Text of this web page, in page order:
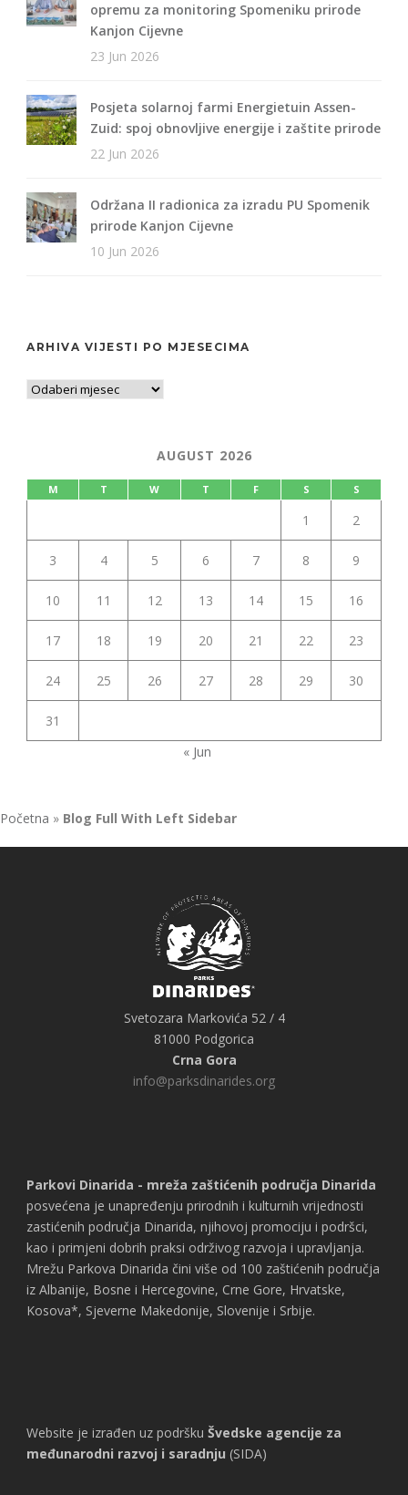
opremu za monitoring Spomeniku prirode
Kanjon Cijevne
23 Jun 2026
Posjeta solarnoj farmi Energietuin Assen-
Zuid: spoj obnovljive energije i zaštite prirode
22 Jun 2026
Održana II radionica za izradu PU Spomenik
prirode Kanjon Cijevne
10 Jun 2026
ARHIVA VIJESTI PO MJESECIMA
AUGUST 2026
M T W T F S S
1 2
3 4 5 6 7 8 9
10 11 12 13 14 15 16
17 18 19 20 21 22 23
24 25 26 27 28 29 30
31
« Jun
Početna » Blog Full With Left Sidebar
Svetozara Markovića 52 / 4
81000 Podgorica
Crna Gora
info@parksdinarides.org
Parkovi Dinarida - mreža zaštićenih područja Dinarida
posvećena je unapređenju prirodnih i kulturnih vrijednosti
zastićenih područja Dinarida, njihovoj promociju i podršci,
kao i primjeni dobrih praksi održivog razvoja i upravljanja.
Mrežu Parkova Dinarida čini više od 100 zaštićenih područja
iz Albanije, Bosne i Hercegovine, Crne Gore, Hrvatske,
Kosova*, Sjeverne Makedonije, Slovenije i Srbije.
Website je izrađen uz podršku Švedske agencije za
međunarodni razvoj i saradnju (SIDA)